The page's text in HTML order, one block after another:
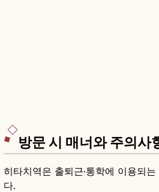
방문 시 매너와 주의사
히타치역은 출퇴근·통학에 이용되
다.